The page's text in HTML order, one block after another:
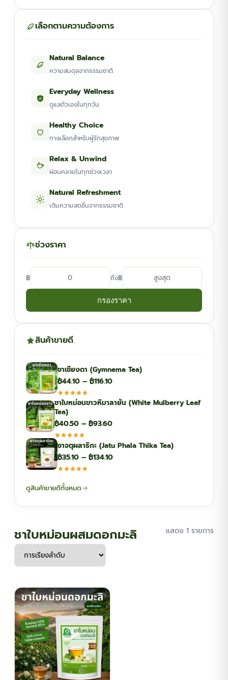
เลือกตามความต้องการ
Natural Balance
ความสมดุลจากธรรมชาติ
Everyday Wellness
ดูแลตัวเองในทุกวัน
Healthy Choice
ทางเลือกสำหรับผู้รักสุขภาพ
Relax & Unwind
ผ่อนคลายในทุกช่วงเวลา
Natural Refreshment
เติมความสดชื่นจากธรรมชาติ
ช่วงราคา
฿ ถึง฿
กรองราคา
สินค้าขายดี
ชาเชียงดา (Gymnema Tea)
฿44.10 – ฿116.10Price
฿44.10
฿116.10
ชาใบหม่อนขาวหิมาลายัน (White Mulberry Leaf
Tea)
฿40.50 – ฿93.60Price
฿40.50
through
ชาจตุผลาธิกะ (Jatu Phala Thika Tea)
฿35.10 – ฿134.10Price
ดูสินค้าขายดีทั้งหมด
ชาใบหม่อนผสมดอกมะลิ แสดง 1 รายการ